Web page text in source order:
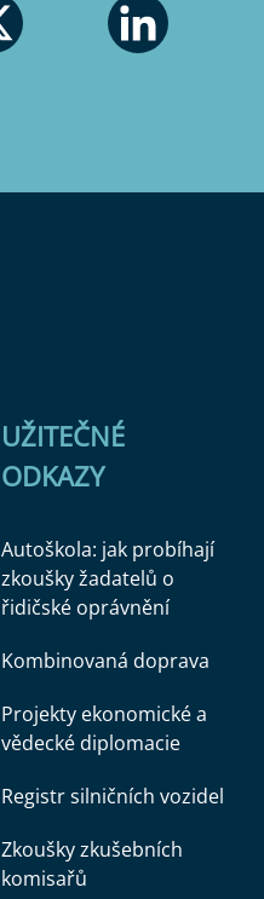
UŽITEČNÉ
ODKAZY
Autoškola: jak probíhají
zkoušky žadatelů o
řidičské oprávnění
Kombinovaná doprava
Projekty ekonomické a
vědecké diplomacie
Registr silničních vozidel
Zkoušky zkušebních
komisařů